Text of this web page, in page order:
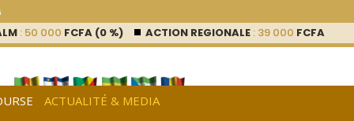
FCFA (0 %) ACTION REGIONALE: 39 000 FCFA (0 %)
ACTUALITÉ & MEDIA